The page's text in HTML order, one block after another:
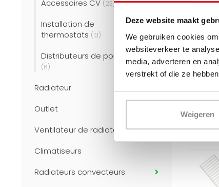
Deze website maakt
We gebruiken cookies
websiteverkeer te
media, adverteren en
verstrekt of die ze
Weigeren
Accessoires CV (23)
Installation de
thermostats (13)
Distributeurs de pompes
(6)
Radiateur
Outlet
Ventilateur de radiateur
Climatiseurs
Radiateurs convecteurs
9016)
Grille
expédié
€8,25